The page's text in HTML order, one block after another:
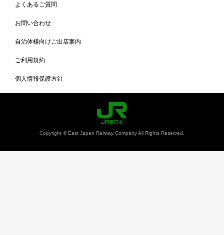
よくあるご質問
お問い合わせ
自治体様向けご出店案内
ご利用規約
個人情報保護方針
Copyright © East Japan Railway Company All Rights Reserved.